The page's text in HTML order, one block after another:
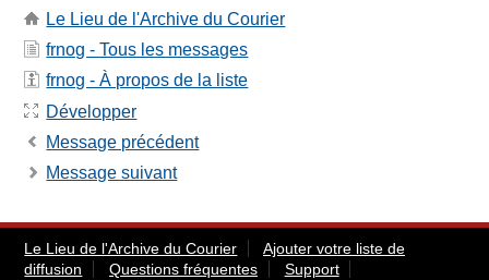
Le Lieu de l'Archive du Courier
frnog - Tous les messages
frnog - À propos de la liste
Développer
Message précédent
Message suivant
Le Lieu de l'Archive du Courier
Ajouter votre liste de
diffusion
Questions fréquentes
Support